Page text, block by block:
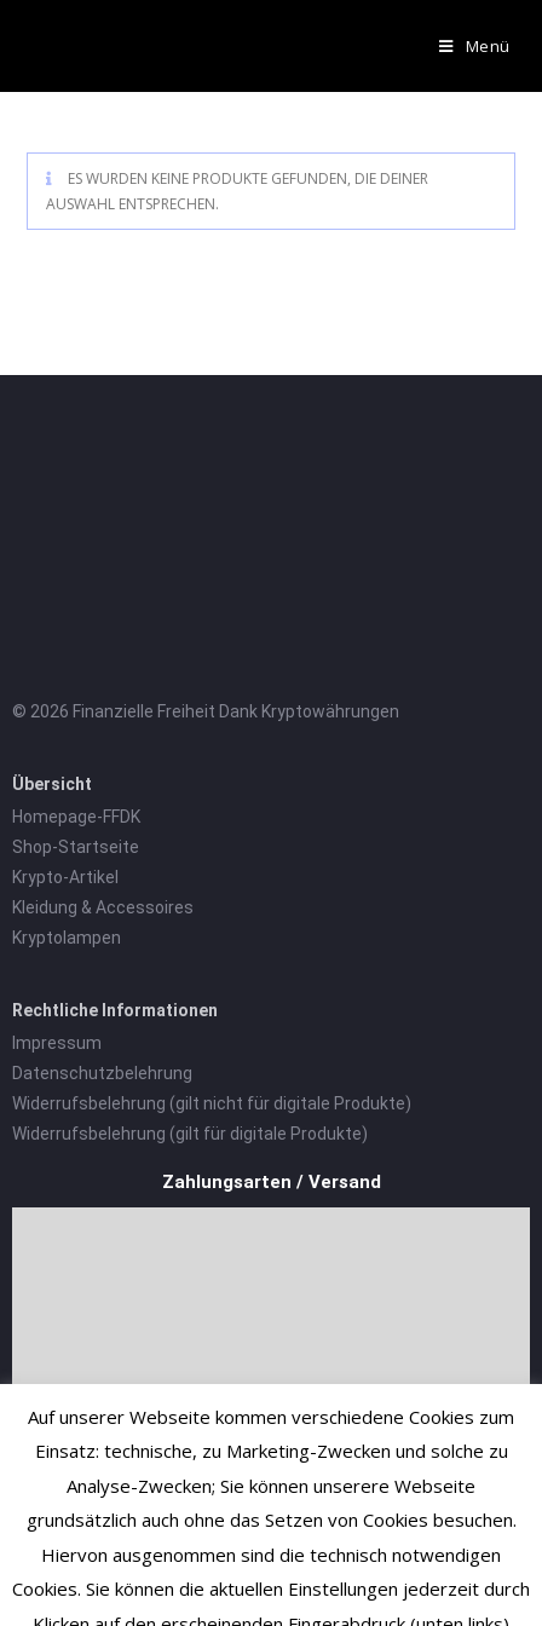
Menü
ES WURDEN KEINE PRODUKTE GEFUNDEN, DIE DEINER
AUSWAHL ENTSPRECHEN.
© 2026 Finanzielle Freiheit Dank Kryptowährungen
Übersicht
Homepage-FFDK
Shop-Startseite
Krypto-Artikel
Kleidung & Accessoires
Kryptolampen
Rechtliche Informationen
Impressum
Datenschutzbelehrung
Widerrufsbelehrung (gilt nicht für digitale Produkte)
Widerrufsbelehrung (gilt für digitale Produkte)
Zahlungsarten / Versand
Auf unserer Webseite kommen verschiedene Cookies zum
Einsatz: technische, zu Marketing-Zwecken und solche zu
Analyse-Zwecken; Sie können unserere Webseite
grundsätzlich auch ohne das Setzen von Cookies besuchen.
Hiervon ausgenommen sind die technisch notwendigen
Cookies. Sie können die aktuellen Einstellungen jederzeit durch